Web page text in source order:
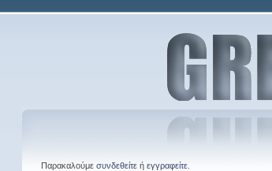
Παρακαλούμε συνδεθείτεή εγγραφείτε.